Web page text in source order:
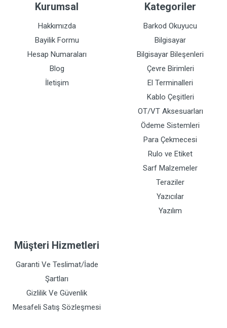
Kurumsal
Hakkımızda
Bayilik Formu
Hesap Numaraları
Blog
İletişim
Kategoriler
Barkod Okuyucu
Bilgisayar
Bilgisayar Bileşenleri
Çevre Birimleri
El Terminalleri
Kablo Çeşitleri
OT/VT Aksesuarları
Ödeme Sistemleri
Para Çekmecesi
Rulo ve Etiket
Sarf Malzemeler
Teraziler
Yazıcılar
Yazılım
Müşteri Hizmetleri
Garanti Ve Teslimat/İade
Şartları
Gizlilik Ve Güvenlik
Mesafeli Satış Sözleşmesi